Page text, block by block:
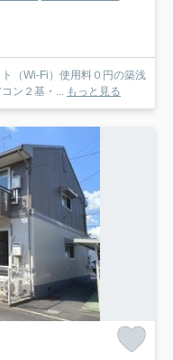
（Wi-Fi）使用料０円の築浅
ン２基・... もっと見る